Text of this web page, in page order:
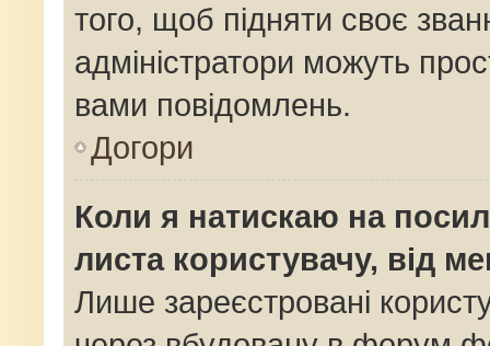
того, щоб підняти своє
адміністратори можуть
вами повідомлень.
Догори
Коли я натискаю на
листа користувачу, від
Лише зареєстровані